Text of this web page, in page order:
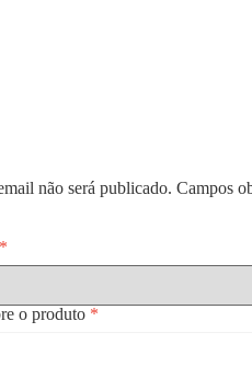
não será publicado. Campos
*
o produto *